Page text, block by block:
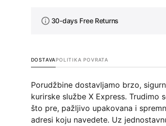
30-days Free Returns
DOSTAVAPOLITIKA POVRATA
Porudžbine dostavljamo brzo,
kurirske službe X Express. Trudimo
što pre, pažljivo upakovana i
adresi koju navedete. Uz